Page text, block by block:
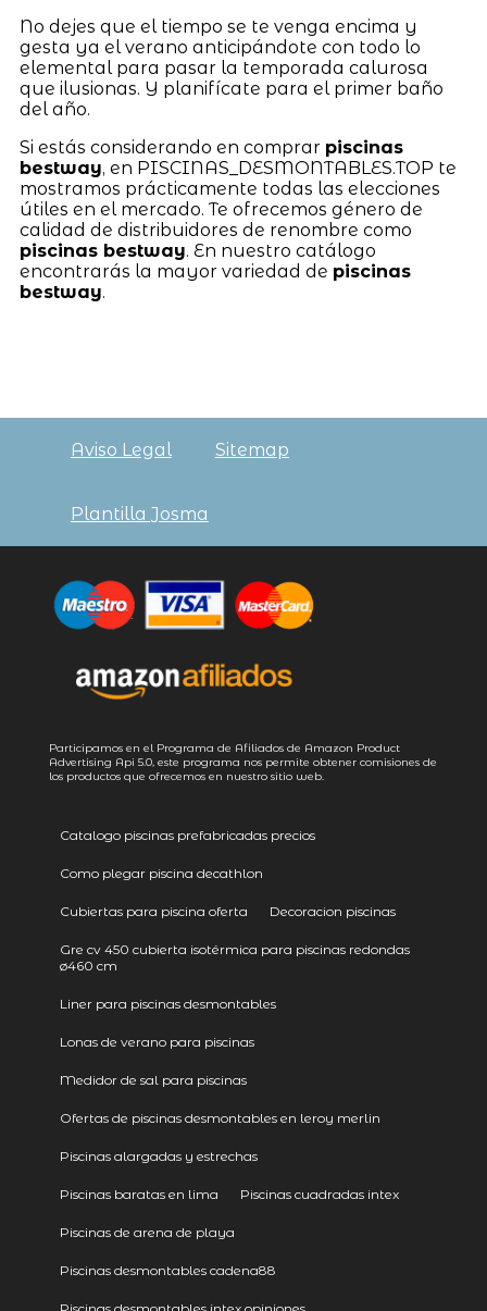
No dejes que el tiempo se te venga encima y
gesta ya el verano anticipándote con todo lo
elemental para pasar la temporada calurosa
que ilusionas. Y planifícate para el primer baño
del año.
Si estás considerando en comprar piscinas
bestway, en PISCINAS_DESMONTABLES.TOP te
mostramos prácticamente todas las elecciones
útiles en el mercado. Te ofrecemos género de
calidad de distribuidores de renombre como
piscinas bestway. En nuestro catálogo
encontrarás la mayor variedad de piscinas
bestway.
Aviso Legal Sitemap
Plantilla Josma
Participamos en el Programa de Afiliados de Amazon Product
Advertising Api 5.0, este programa nos permite obtener comisiones de
los productos que ofrecemos en nuestro sitio web.
Catalogo piscinas prefabricadas precios
Como plegar piscina decathlon
Cubiertas para piscina oferta Decoracion piscinas
Gre cv 450 cubierta isotérmica para piscinas redondas
ø460 cm
Liner para piscinas desmontables
Lonas de verano para piscinas
Medidor de sal para piscinas
Ofertas de piscinas desmontables en leroy merlin
Piscinas alargadas y estrechas
Piscinas baratas en lima Piscinas cuadradas intex
Piscinas de arena de playa
Piscinas desmontables cadena88